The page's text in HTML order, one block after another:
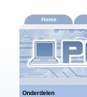
Home
Onderdelen